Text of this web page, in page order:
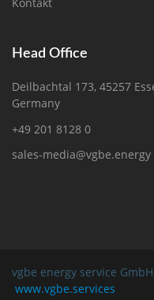
Kontakt
Head Office
Deilbachtal 173, 45257
Germany
+49 201 8128 0
sales-media@vgbe.energy
vgbe energy service GmbH
www.vgbe.services